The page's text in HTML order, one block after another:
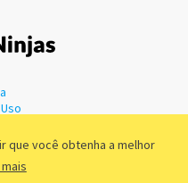
que você obtenha a melhor